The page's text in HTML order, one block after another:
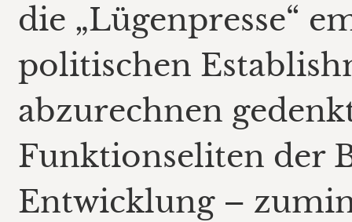
die „Lügenpresse“
politischen
abzurechnen
Funktionseliten der
Entwicklung –